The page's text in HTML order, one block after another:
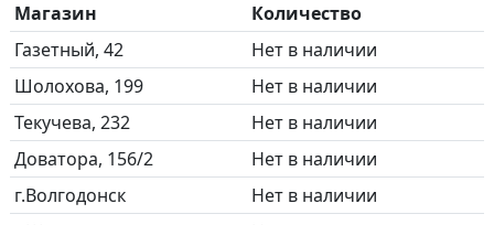
Магазин
Количество
Газетный, 42
Нет в наличии
Шолохова, 199
Нет в наличии
Текучева, 232
Нет в наличии
Доватора, 156/2
Нет в наличии
г.Волгодонск
Нет в наличии